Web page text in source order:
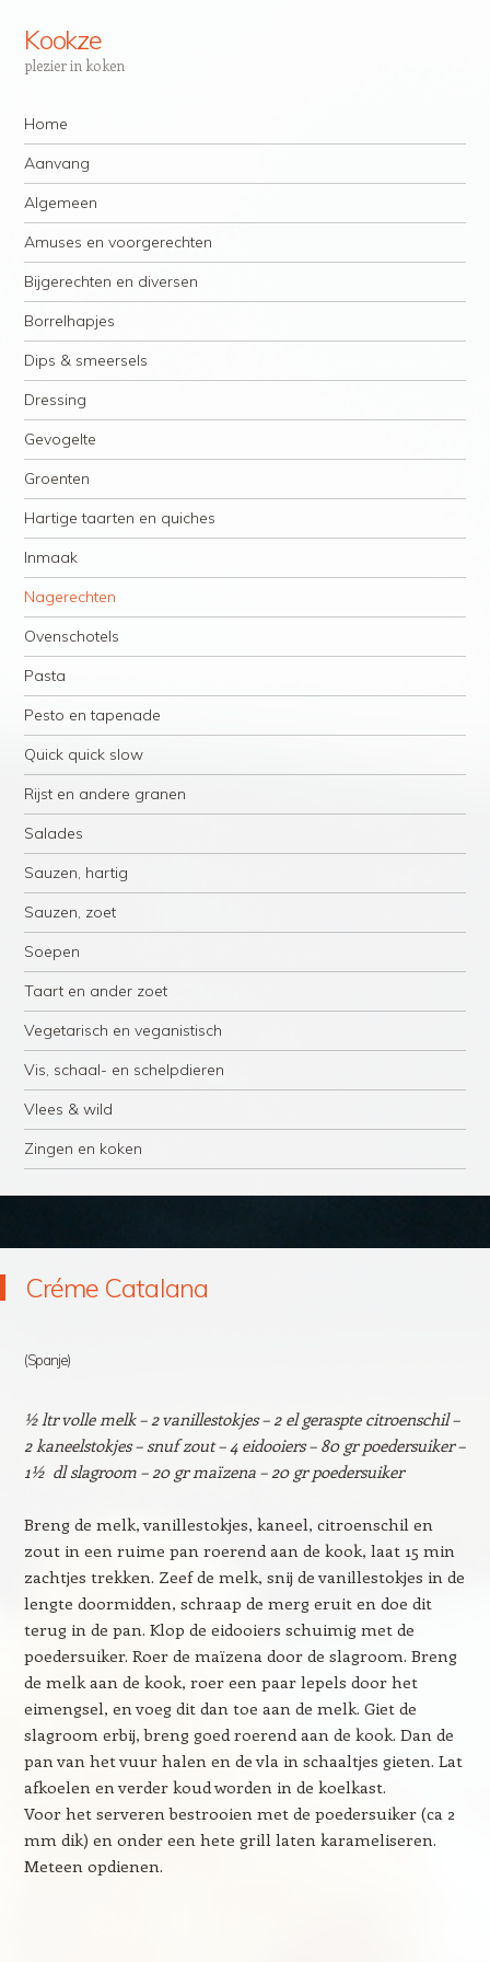
Kookze
plezier in koken
Navigatie
Spring naar inhoud
Home
Aanvang
Algemeen
Amuses en voorgerechten
Bijgerechten en diversen
Borrelhapjes
Dips & smeersels
Dressing
Gevogelte
Groenten
Hartige taarten en quiches
Inmaak
Nagerechten
Ovenschotels
Pasta
Pesto en tapenade
Quick quick slow
Rijst en andere granen
Salades
Sauzen, hartig
Sauzen, zoet
Soepen
Taart en ander zoet
Vegetarisch en veganistisch
Vis, schaal- en schelpdieren
Vlees & wild
Zingen en koken
Créme Catalana
(Spanje)
½ ltr volle melk – 2 vanillestokjes – 2 el geraspte citroenschil –
2 kaneelstokjes – snuf zout – 4 eidooiers – 80 gr poedersuiker –
1½ dl slagroom – 20 gr maïzena – 20 gr poedersuiker
Breng de melk, vanillestokjes, kaneel, citroenschil en
zout in een ruime pan roerend aan de kook, laat 15 min
zachtjes trekken. Zeef de melk, snij de vanillestokjes in de
lengte doormidden, schraap de merg eruit en doe dit
terug in de pan. Klop de eidooiers schuimig met de
poedersuiker. Roer de maïzena door de slagroom. Breng
de melk aan de kook, roer een paar lepels door het
eimengsel, en voeg dit dan toe aan de melk. Giet de
slagroom erbij, breng goed roerend aan de kook. Dan de
pan van het vuur halen en de vla in schaaltjes gieten. Lat
afkoelen en verder koud worden in de koelkast.
Voor het serveren bestrooien met de poedersuiker (ca 2
mm dik) en onder een hete grill laten karameliseren.
Meteen opdienen.